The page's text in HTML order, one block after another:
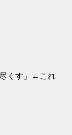
尽くす」←これ